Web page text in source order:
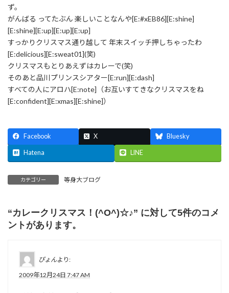
ず。
がんばる ってたぶん 楽しいことなんや[E:#xEB86][E:shine]
[E:shine][E:up][E:up][E:up]
すっかりクリスマス通り越して 年末スイッチ押しちゃったわ
[E:delicious][E:sweat01](笑)
クリスマスもとりあえずはカレーで(笑)
そのあと品川プリンスシアター[E:run][E:dash]
すべての人にアロハ[E:note]（お互いすてきなクリスマスをね
[E:confident][E:xmas][E:shine]）
Facebook X Bluesky
Hatena LINE
カテゴリー 等身大ブログ
“カレークリスマス！(^O^)☆♪” に対して5件のコメ
ントがあります。
ぴょんより:
2009年12月24日 7:47 AM